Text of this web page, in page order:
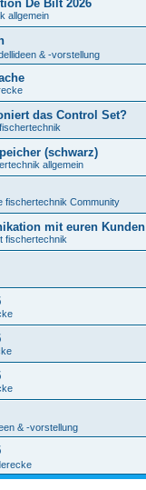
De Bilt 2026
allgemein
& -vorstellung
das Control Set?
(schwarz)
allgemein
fischertechnik Community
mit euren Kunden
fischertechnik
& -vorstellung